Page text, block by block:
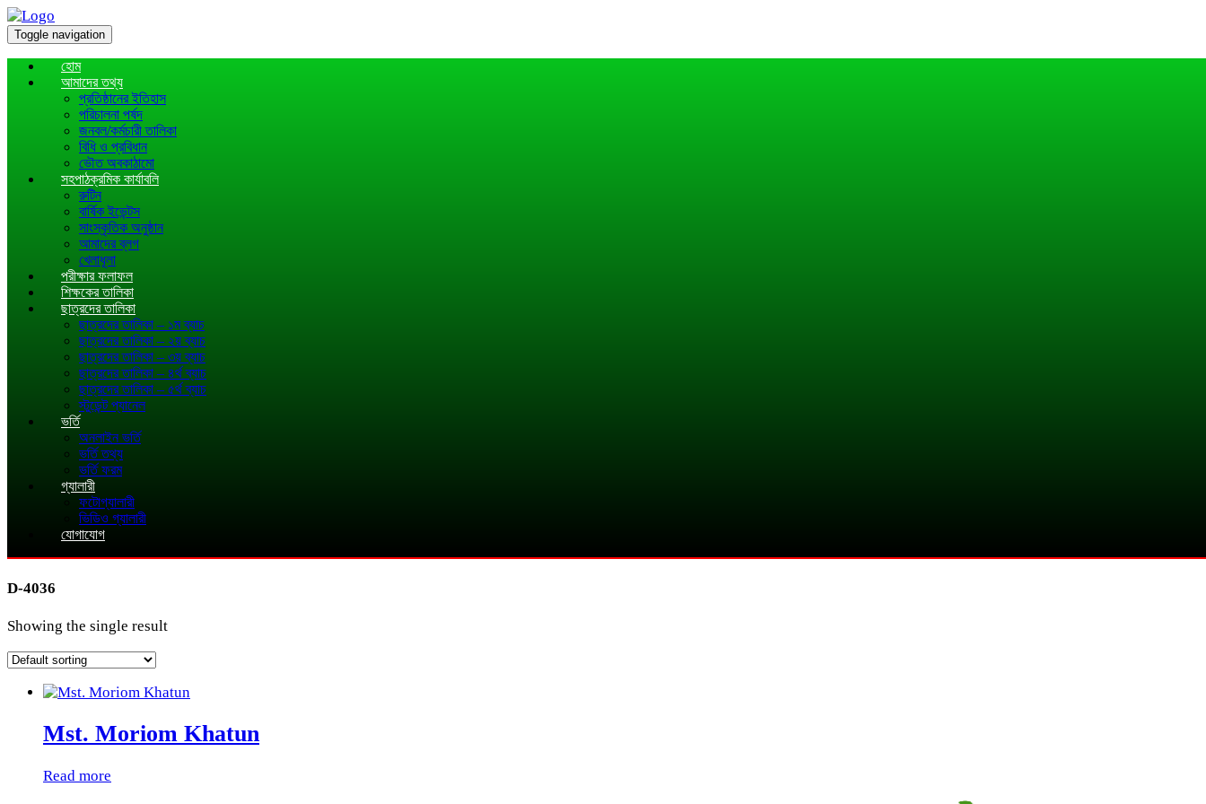
Toggle navigation
হোম
আমাদের তথ্য
প্রতিষ্ঠানের ইতিহাস
পরিচালনা পর্ষদ
জনবল/কর্মচারী তালিকা
বিধি ও প্রবিধান
ভৌত অবকাঠামো
সহপাঠক্রমিক কার্যাবলি
রুটিন
বার্ষিক ইভেন্টস
সাংস্কৃতিক অনুষ্ঠান
আমাদের ব্লগ
খেলাধূলা
পরীক্ষার ফলাফল
শিক্ষকের তালিকা
ছাত্রদের তালিকা
ছাত্রদের তালিকা – ১ম ব্যাচ
ছাত্রদের তালিকা – ২য় ব্যাচ
ছাত্রদের তালিকা – ৩য় ব্যাচ
ছাত্রদের তালিকা – ৪র্থ ব্যাচ
ছাত্রদের তালিকা – ৫র্থ ব্যাচ
স্টুডেন্ট প্যানেল
ভর্তি
অনলাইন ভর্তি
ভর্তি তথ্য
ভর্তি ফরম
গ্যালারী
ফটোগ্যালারী
ভিডিও গ্যালারী
যোগাযোগ
D-4036
Showing the single result
Mst. Moriom Khatun
Read more